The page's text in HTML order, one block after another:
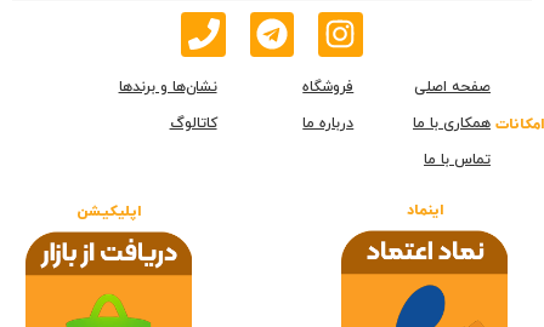
امکانات
صفحه اصلی فروشگاه
نشان‌ها و برندها
همکاری با ما
درباره ما
کاتالوگ
تماس با ما
اینماد اپلیکیشن